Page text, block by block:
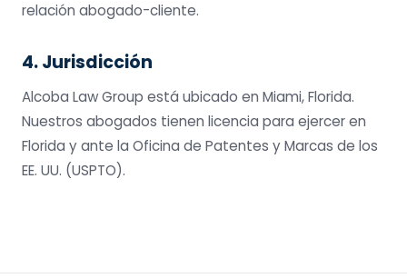
relación abogado-cliente.
4. Jurisdicción
Alcoba Law Group está ubicado en Miami, Florida.
Nuestros abogados tienen licencia para ejercer en
Florida y ante la Oficina de Patentes y Marcas de los
EE. UU. (USPTO).